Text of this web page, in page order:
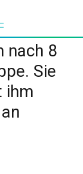
nach 8
Sie
ihm